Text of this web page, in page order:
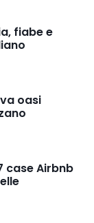
fiabe e
oasi
case Airbnb